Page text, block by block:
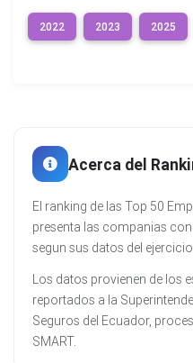
2022 2023 2025
Acerca del
El ranking de las Top 50
presenta las companias
segun sus datos del
Los datos provienen de los
reportados a la
Seguros del Ecuador,
SMART.